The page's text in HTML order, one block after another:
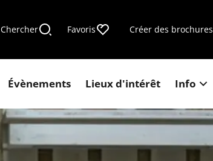
Chercher Favoris Créer des brochures
Évènements Lieux d'intérêt Info